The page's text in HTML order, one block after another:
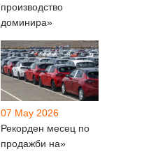
производство
доминира»
07 May 2026
Рекорден месец по
продажби на»